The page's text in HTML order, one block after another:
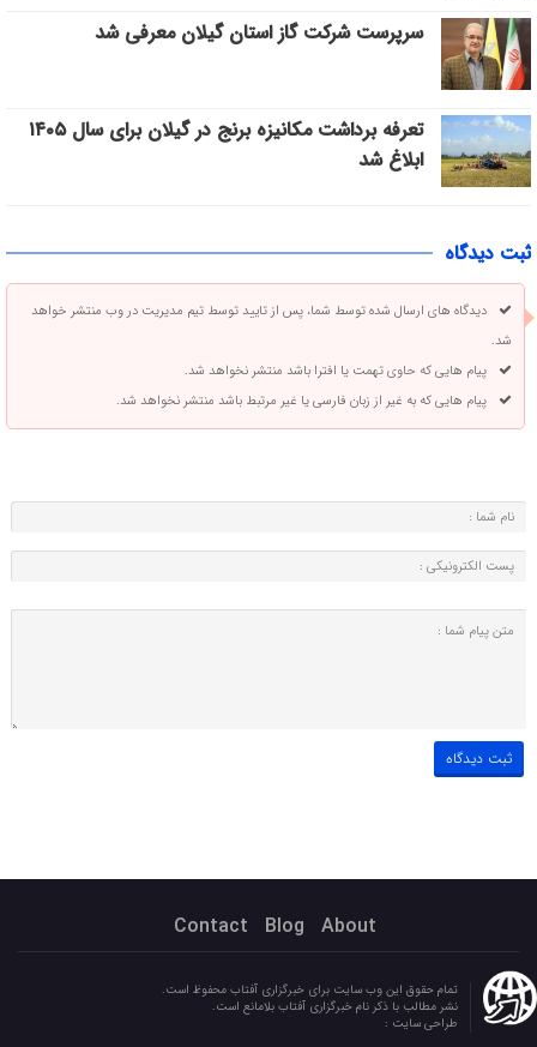
سرپرست شرکت گاز استان گیلان معرفی شد
تعرفه برداشت مکانیزه برنج در گیلان برای سال ۱۴۰۵
ابلاغ شد
ثبت دیدگاه
دیدگاه های ارسال شده توسط شما، پس از تایید توسط تیم مدیریت در وب منتشر خواهد
شد.
پیام هایی که حاوی تهمت یا افترا باشد منتشر نخواهد شد.
پیام هایی که به غیر از زبان فارسی یا غیر مرتبط باشد منتشر نخواهد شد.
About
Blog
Contact
تمام حقوق این وب سایت برای خبرگزاری آفتاب محفوظ است.
نشر مطالب با ذکر نام خبرگزاری آفتاب بلامانع است.
طراحی سایت :